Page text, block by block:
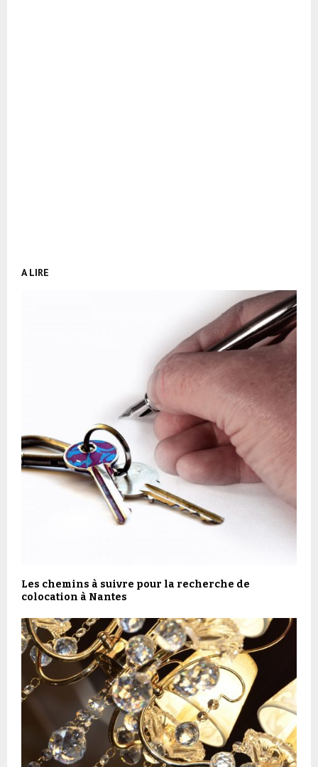
A LIRE
Les chemins à suivre pour la recherche de
colocation à Nantes